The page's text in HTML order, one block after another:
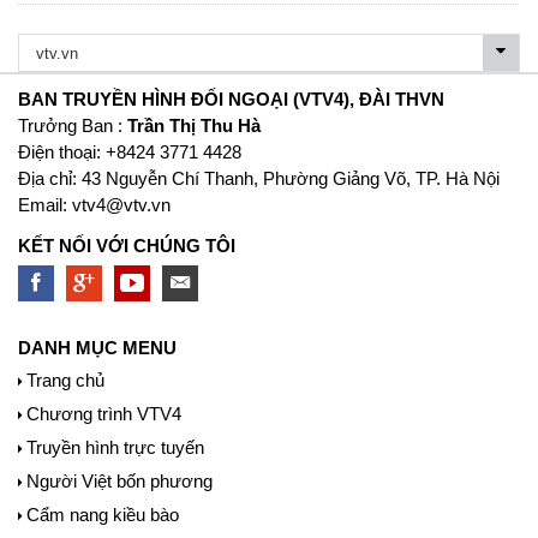
BAN TRUYỀN HÌNH ĐỐI NGOẠI (VTV4), ĐÀI THVN
Trưởng Ban : Trần Thị Thu Hà
Ðiện thoại: +8424 3771 4428
Địa chỉ: 43 Nguyễn Chí Thanh, Phường Giảng Võ, TP. Hà Nội
Email: vtv4@vtv.vn
KẾT NỐI VỚI CHÚNG TÔI
DANH MỤC MENU
Trang chủ
Chương trình VTV4
Truyền hình trực tuyến
Người Việt bốn phương
Cẩm nang kiều bào